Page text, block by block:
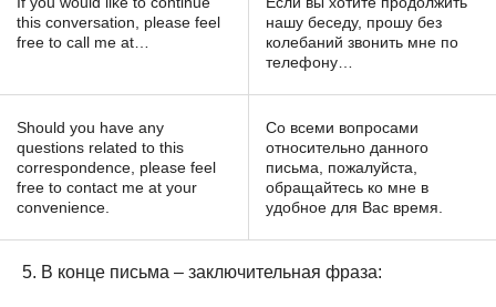
this conversation, please feel
free to call me at…
нашу беседу, прошу без
колебаний звонить мне по
телефону…
Should you have any
questions related to this
correspondence, please feel
free to contact me at your
convenience.
Со всеми вопросами
относительно данного
письма, пожалуйста,
обращайтесь ко мне в
удобное для Вас время.
В конце письма – заключительная фраза: